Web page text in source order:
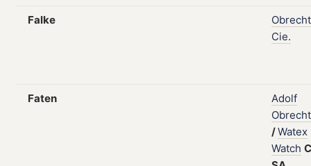
Falke
Obrecht
Cie.
Faten
Adolf
Obrecht
/Watex
Watch